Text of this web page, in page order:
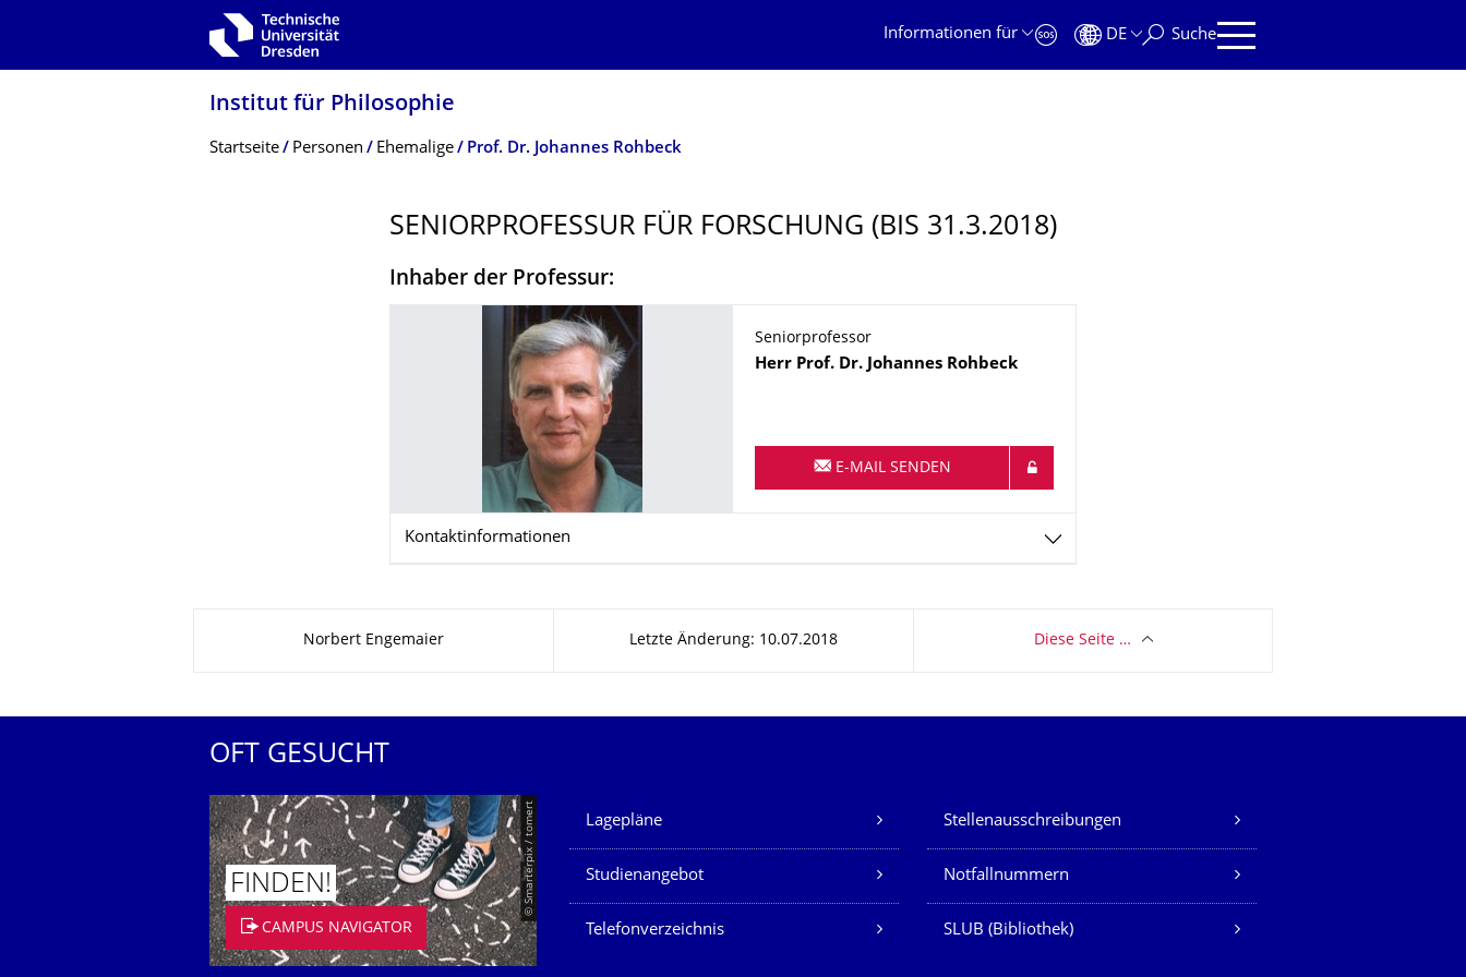
Zur Hauptnavigation springen
Informationen für
DE Suche
Institut für Philosophie
Breadcrumb-Menü
Startseite Personen Ehemalige Prof. Dr. Johannes Rohbeck
SENIORPROFESSUR FÜR FORSCHUNG (BIS 31.3.2018)
Inhaber der Professur:
Seniorprofessor
Name
Herr Prof. Dr. Johannes Rohbeck
E-MAIL SENDEN
Kontaktinformationen
Norbert Engemaier Letzte Änderung: 10.07.2018 Diese Seite …
OFT GESUCHT
© Smarterpix / tomert
FINDEN!
CAMPUS NAVIGATOR
Unsere Dienste
Lagepläne Stellenausschreibungen
Studienangebot Notfallnummern
Telefonverzeichnis SLUB (Bibliothek)